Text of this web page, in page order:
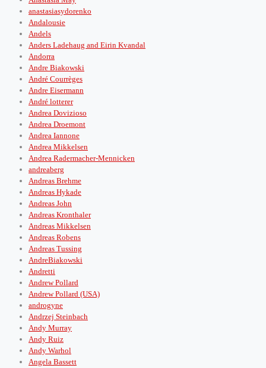
anastasiasydorenko
Andalousie
Andels
Anders Ladehaug and Eirin Kvandal
Andorra
Andre Biakowski
André Courrèges
Andre Eisermann
André lotterer
Andrea Dovizioso
Andrea Droemont
Andrea Iannone
Andrea Mikkelsen
Andrea Radermacher-Mennicken
andreaberg
Andreas Brehme
Andreas Hykade
Andreas John
Andreas Kronthaler
Andreas Mikkelsen
Andreas Robens
Andreas Tussing
AndreBiakowski
Andretti
Andrew Pollard
Andrew Pollard (USA)
androgyne
Andrzej Steinbach
Andy Murray
Andy Ruiz
Andy Warhol
Angela Bassett